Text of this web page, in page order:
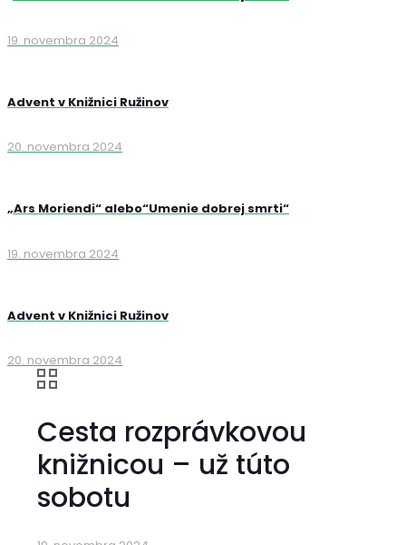
19. novembra 2024
Advent v Knižnici Ružinov
20. novembra 2024
„Ars Moriendi“ alebo“Umenie dobrej smrti“
19. novembra 2024
Advent v Knižnici Ružinov
20. novembra 2024
Cesta rozprávkovou
knižnicou – už túto
sobotu